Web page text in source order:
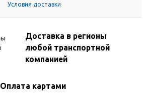
Условия доставки
Доставка в регионы
любой транспортной
компанией
Оплата картами